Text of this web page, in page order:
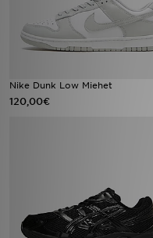
Nike Dunk Low Miehet
120,00€